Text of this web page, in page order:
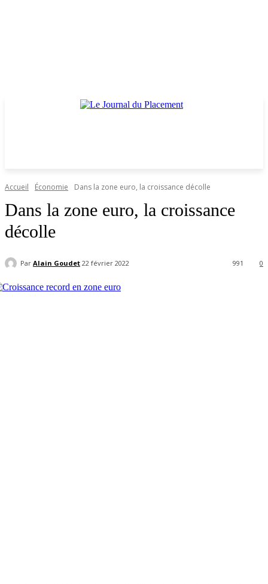
Accueil Économie Dans la zone euro, la croissance décolle
Dans la zone euro, la croissance
décolle
Par Alain Goudet 22 février 2022 0
991